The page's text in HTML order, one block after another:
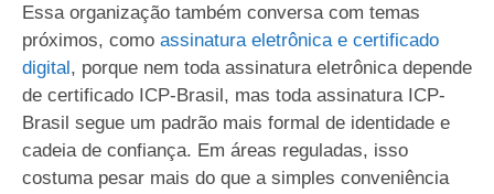
Essa organização também conversa com temas
próximos, como assinatura eletrônica e certificado
digital , porque nem toda assinatura eletrônica depende
de certificado ICP-Brasil, mas toda assinatura ICP-
Brasil segue um padrão mais formal de identidade e
cadeia de confiança. Em áreas reguladas, isso
costuma pesar mais do que a simples conveniência